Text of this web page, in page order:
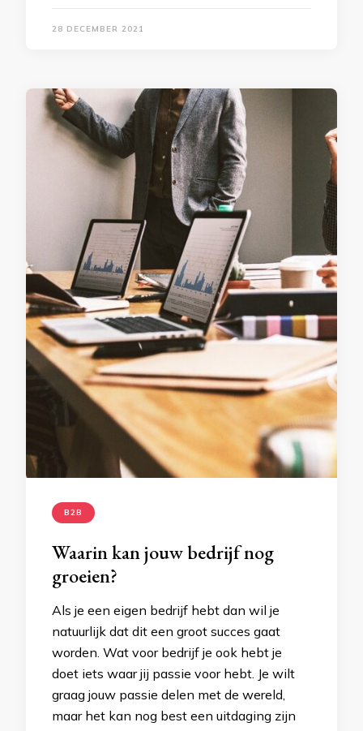
28 DECEMBER 2021
B2B
Waarin kan jouw bedrijf nog
groeien?
Als je een eigen bedrijf hebt dan wil je
natuurlijk dat dit een groot succes gaat
worden. Wat voor bedrijf je ook hebt je
doet iets waar jij passie voor hebt. Je wilt
graag jouw passie delen met de wereld,
maar het kan nog best een uitdaging zijn